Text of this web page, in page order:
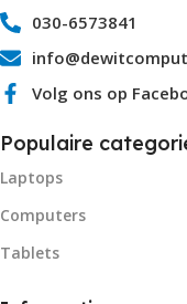
030-6573841
Volg ons op
Populaire
Laptops
Computers
Tablets